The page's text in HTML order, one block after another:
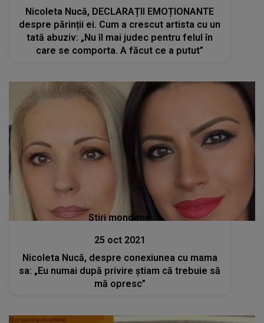
Nicoleta Nucă, DECLARAȚII EMOȚIONANTE
despre părinții ei. Cum a crescut artista cu un
tată abuziv: „Nu îl mai judec pentru felul în
care se comporta. A făcut ce a putut”
Stiri mondene
25 oct 2021
Nicoleta Nucă, despre conexiunea cu mama
sa: „Eu numai după privire știam că trebuie să
mă opresc”